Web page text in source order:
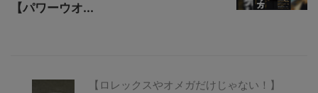
【パワーウオ...
【ロレックスやオメガだけじゃない！】